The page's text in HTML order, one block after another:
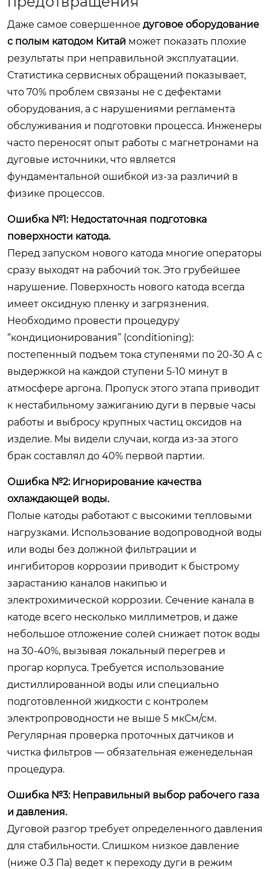
Даже самое совершенное дуговое оборудование
с полым катодом Китай может показать плохие
результаты при неправильной эксплуатации.
Статистика сервисных обращений показывает,
что 70% проблем связаны не с дефектами
оборудования, а с нарушениями регламента
обслуживания и подготовки процесса. Инженеры
часто переносят опыт работы с магнетронами на
дуговые источники, что является
фундаментальной ошибкой из-за различий в
физике процессов.
Ошибка №1: Недостаточная подготовка
поверхности катода.
Перед запуском нового катода многие операторы
сразу выходят на рабочий ток. Это грубейшее
нарушение. Поверхность нового катода всегда
имеет оксидную пленку и загрязнения.
Необходимо провести процедуру
“кондиционирования” (conditioning):
постепенный подъем тока ступенями по 20-30 А с
выдержкой на каждой ступени 5-10 минут в
атмосфере аргона. Пропуск этого этапа приводит
к нестабильному зажиганию дуги в первые часы
работы и выбросу крупных частиц оксидов на
изделие. Мы видели случаи, когда из-за этого
брак составлял до 40% первой партии.
Ошибка №2: Игнорирование качества
охлаждающей воды.
Полые катоды работают с высокими тепловыми
нагрузками. Использование водопроводной воды
или воды без должной фильтрации и
ингибиторов коррозии приводит к быстрому
зарастанию каналов накипью и
электрохимической коррозии. Сечение канала в
катоде всего несколько миллиметров, и даже
небольшое отложение солей снижает поток воды
на 30-40%, вызывая локальный перегрев и
прогар корпуса. Требуется использование
дистиллированной воды или специально
подготовленной жидкости с контролем
электропроводности не выше 5 мкСм/см.
Регулярная проверка проточных датчиков и
чистка фильтров — обязательная еженедельная
процедура.
Ошибка №3: Неправильный выбор рабочего газа
и давления.
Дуговой разгор требует определенного давления
для стабильности. Слишком низкое давление
(ниже 0.3 Па) ведет к переходу дуги в режим